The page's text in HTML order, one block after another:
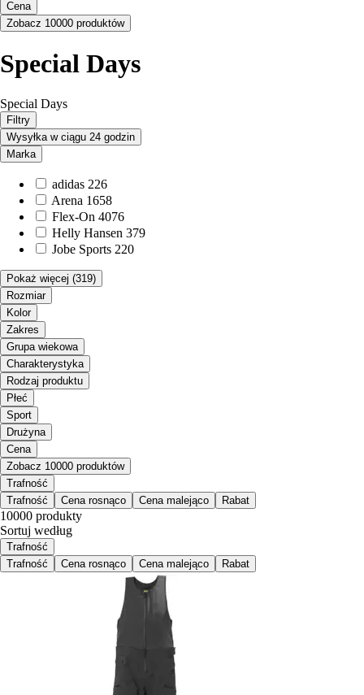
Cena
Zobacz 10000 produktów
Special Days
Special Days
Filtry
Wysyłka w ciągu 24 godzin
Marka
adidas 226
Arena 1658
Flex-On 4076
Helly Hansen 379
Jobe Sports 220
Pokaż więcej (319)
Rozmiar
Kolor
Zakres
Grupa wiekowa
Charakterystyka
Rodzaj produktu
Płeć
Sport
Drużyna
Cena
Zobacz 10000 produktów
Trafność
Trafność
Cena rosnąco Cena malejąco Rabat
10000 produkty
Sortuj według
Trafność
Trafność
Cena rosnąco Cena malejąco Rabat